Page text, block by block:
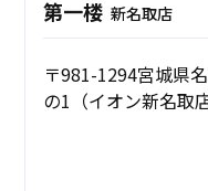
第一楼 新名取店
〒981-1294宮城県
の1（イオン新名取店